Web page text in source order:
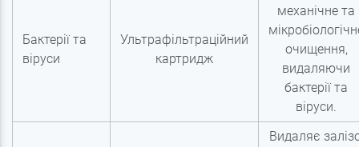
Бактерії та
віруси
Ультрафільтраційний
картридж
механічне та
очищення,
видаляючи
бактерії та
віруси.
Видаляє